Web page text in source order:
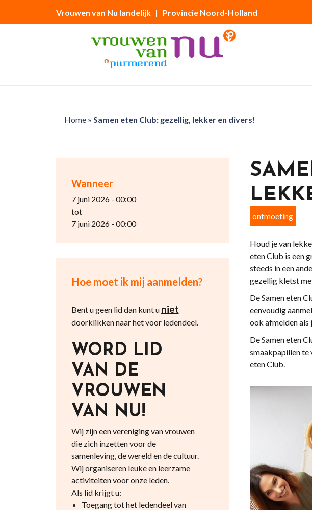
Vrouwen van Nu landelijk | Provincie Noord-Holland
Home» Samen eten Club: gezellig, lekker en divers!
Wanneer
7 juni 2026 - 00:00
tot
7 juni 2026 - 00:00
Hoe moet ik mij aanmelden?
Bent u geen lid dan kunt u niet
doorklikken naar het voor ledendeel.
WORD LID
VAN DE
VROUWEN
VAN NU!
Wij zijn een vereniging van vrouwen
die zich inzetten voor de
samenleving, de wereld en de cultuur.
Wij organiseren leuke en leerzame
activiteiten voor onze leden.
Als lid krijgt u:
Toegang tot het ledendeel van
ontmoeting
Houd je van
eten Club is een
steeds in een
gezellig kletst
De Samen eten
eenvoudig
ook afmelden als
De Samen eten
smaakpapillen te
eten Club.